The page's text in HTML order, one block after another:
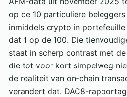
op de 10 particuliere beleggers
inmiddels crypto in
dat 1 op de 100. Die
staat in scherp contrast met
die tot voor kort simpelweg
de realiteit van on-chain
verandert dat. DAC8-